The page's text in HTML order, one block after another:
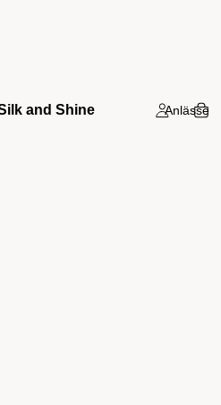
and Shine Anlässe